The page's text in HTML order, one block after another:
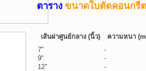
ตาราง ขนาดใบตัดคอนกรี
เส้นผ่าศูนย์กลาง (นิ้ว)
ความหนา
7"
-
9"
-
12"
-